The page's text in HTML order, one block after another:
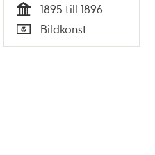
Tid
1895 till 1896
Typ
Bildkonst